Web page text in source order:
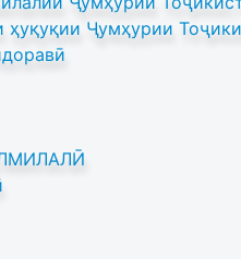
Ҷумҳурии